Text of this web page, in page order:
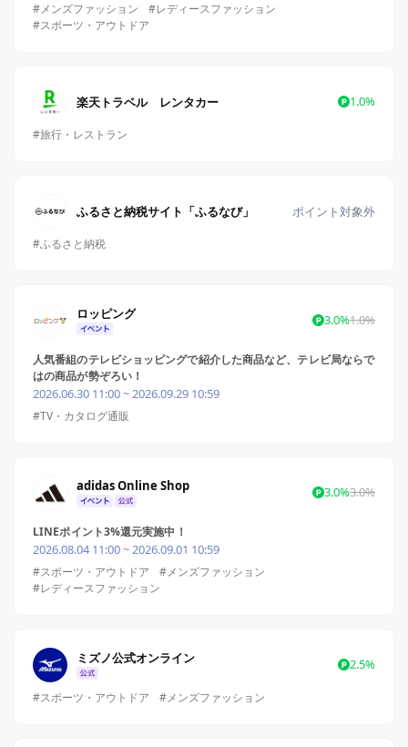
#メンズファッション
#レディースファッション
#スポーツ・アウトドア
楽天トラベル レンタカー 1.0%
#旅行・レストラン
ふるさと納税サイト「ふるなび」 ポイント対象外
#ふるさと納税
ロッピング 3.0%1.0%
人気番組のテレビショッピングで紹介した商品など、テレビ局ならで
はの商品が勢ぞろい！
2026.06.30 11:00 ~ 2026.09.29 10:59
#TV・カタログ通販
adidas Online Shop 3.0%3.0%
LINEポイント3%還元実施中！
2026.08.04 11:00 ~ 2026.09.01 10:59
#スポーツ・アウトドア
#メンズファッション
#レディースファッション
ミズノ公式オンライン 2.5%
#スポーツ・アウトドア #メンズファッション